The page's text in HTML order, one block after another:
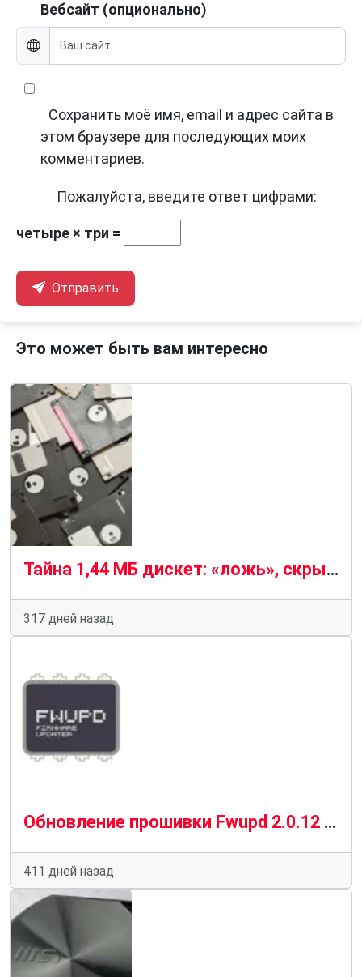
Вебсайт (опционально)
Сохранить моё имя, email и адрес сайта в
этом браузере для последующих моих
комментариев.
Пожалуйста, введите ответ цифрами:
четыре × три =
Отправить
Это может быть вам интересно
Тайна 1,44 МБ дискет: «ложь», скрывающаяся за маркетинговой кампанией
317 дней назад
Обновление прошивки Fwupd 2.0.12 для Linux добавляет поддержку портативных USB-C-концентраторов HP
411 дней назад